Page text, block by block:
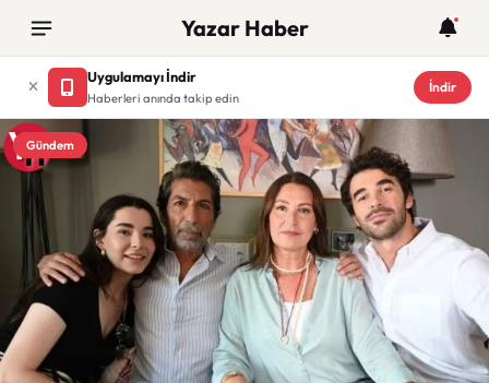
Yazar Haber
Uygulamayı İndir
Haberleri anında takip edin
İndir
Gündem